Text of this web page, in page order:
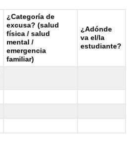
¿Categoría de
excusa? (salud
física / salud
mental /
emergencia
familiar)
¿Adónde
va el/la
estudiante?